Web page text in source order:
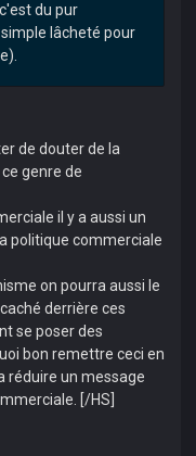
du pur
lâcheté pour
de douter de la
genre de
il y a aussi un
politique commerciale
on pourra aussi le
derrière ces
se poser des
bon remettre ceci en
réduire un message
[/HS]